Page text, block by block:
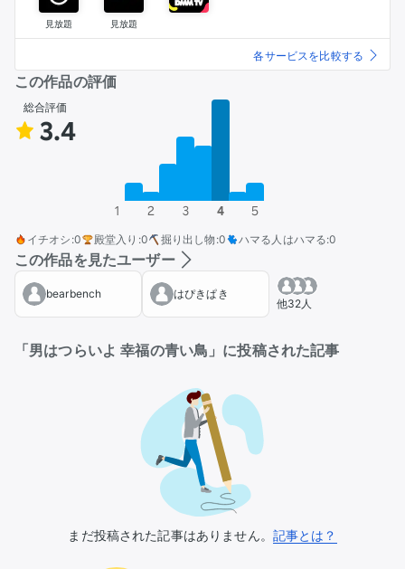
見放題 見放題
各サービスを比較する
この作品の評価
総合評価
3.4
1 2 3 4 5
イチオシ :0 殿堂入り :0 掘り出し物 :0 ハマる人はハマる:0
この作品を見たユーザー
bearbench はぴきぱき
他32人
「男はつらいよ 幸福の青い鳥」に投稿された記事
まだ投稿された記事はありません。 記事とは？